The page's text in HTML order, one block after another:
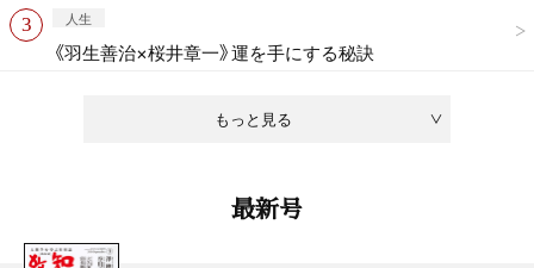
もっと見る
人生
《羽生善治×桜井章一》運を手にする秘訣
最新号